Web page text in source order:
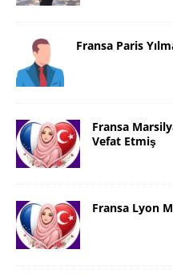
Fransa Paris
Fransa
Vefat Etmiş
Fransa Lyon